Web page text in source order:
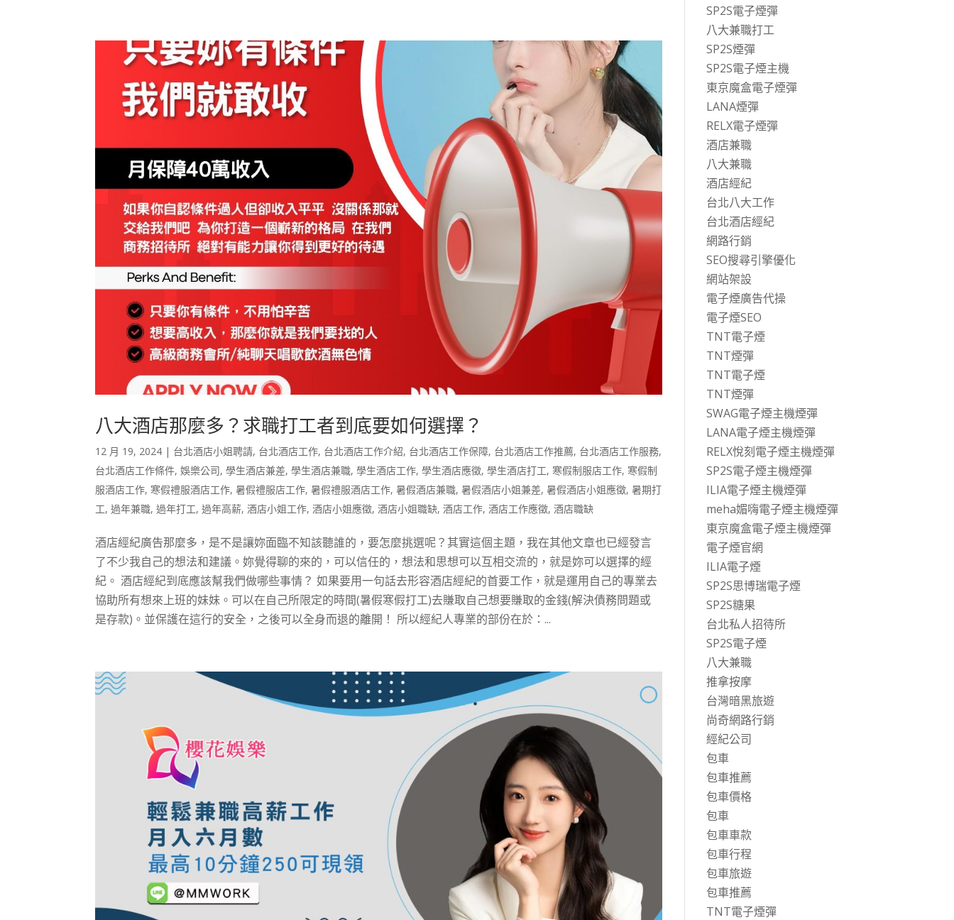
八大酒店那麼多？求職打工者到底要如何選擇？
12 月 19, 2024 | 台北酒店小姐聘請, 台北酒店工作, 台北酒店工作介紹, 台北酒店工作保障, 台北酒店工作推薦, 台北酒店工作服務,
台北酒店工作條件,娛樂公司,學生酒店兼差,學生酒店兼職,學生酒店工作,學生酒店應徵,學生酒店打工, 寒假制服店工作, 寒假制
服酒店工作, 寒假禮服酒店工作,暑假禮服店工作,暑假禮服酒店工作,暑假酒店兼職,暑假酒店小姐兼差,暑假酒店小姐應徵,暑期打
工,過年兼職,過年打工,過年高薪,酒店小姐工作,酒店小姐應徵,酒店小姐職缺,酒店工作,酒店工作應徵,酒店職缺
酒店經紀廣告那麼多，是不是讓妳面臨不知該聽誰的，要怎麼挑選呢？其實這個主題，我在其他文章也已經發言
了不少我自己的想法和建議。妳覺得聊的來的，可以信任的，想法和思想可以互相交流的，就是妳可以選擇的經
紀。 酒店經紀到底應該幫我們做哪些事情？ 如果要用一句話去形容酒店經紀的首要工作，就是運用自己的專業去
協助所有想來上班的妹妹。可以在自己所限定的時間(暑假寒假打工)去賺取自己想要賺取的金錢(解決債務問題或
是存款)。並保護在這行的安全，之後可以全身而退的離開！ 所以經紀人專業的部份在於：...
SP2S電子煙彈
八大兼職打工
SP2S煙彈
SP2S電子煙主機
東京魔盒電子煙彈
LANA煙彈
RELX電子煙彈
酒店兼職
八大兼職
酒店經紀
台北八大工作
台北酒店經紀
網路行銷
SEO搜尋引擎優化
網站架設
電子煙廣告代操
電子煙SEO
TNT電子煙
TNT煙彈
TNT電子煙
TNT煙彈
SWAG電子煙主機煙彈
LANA電子煙主機煙彈
RELX悅刻電子煙主機煙彈
SP2S電子煙主機煙彈
ILIA電子煙主機煙彈
meha媚嗨電子煙主機煙彈
東京魔盒電子煙主機煙彈
電子煙官網
ILIA電子煙
SP2S思博瑞電子煙
SP2S糖果
台北私人招待所
SP2S電子煙
八大兼職
推拿按摩
台灣暗黑旅遊
尚奇網路行銷
經紀公司
包車
包車推薦
包車價格
包車
包車車款
包車行程
包車旅遊
包車推薦
TNT電子煙彈